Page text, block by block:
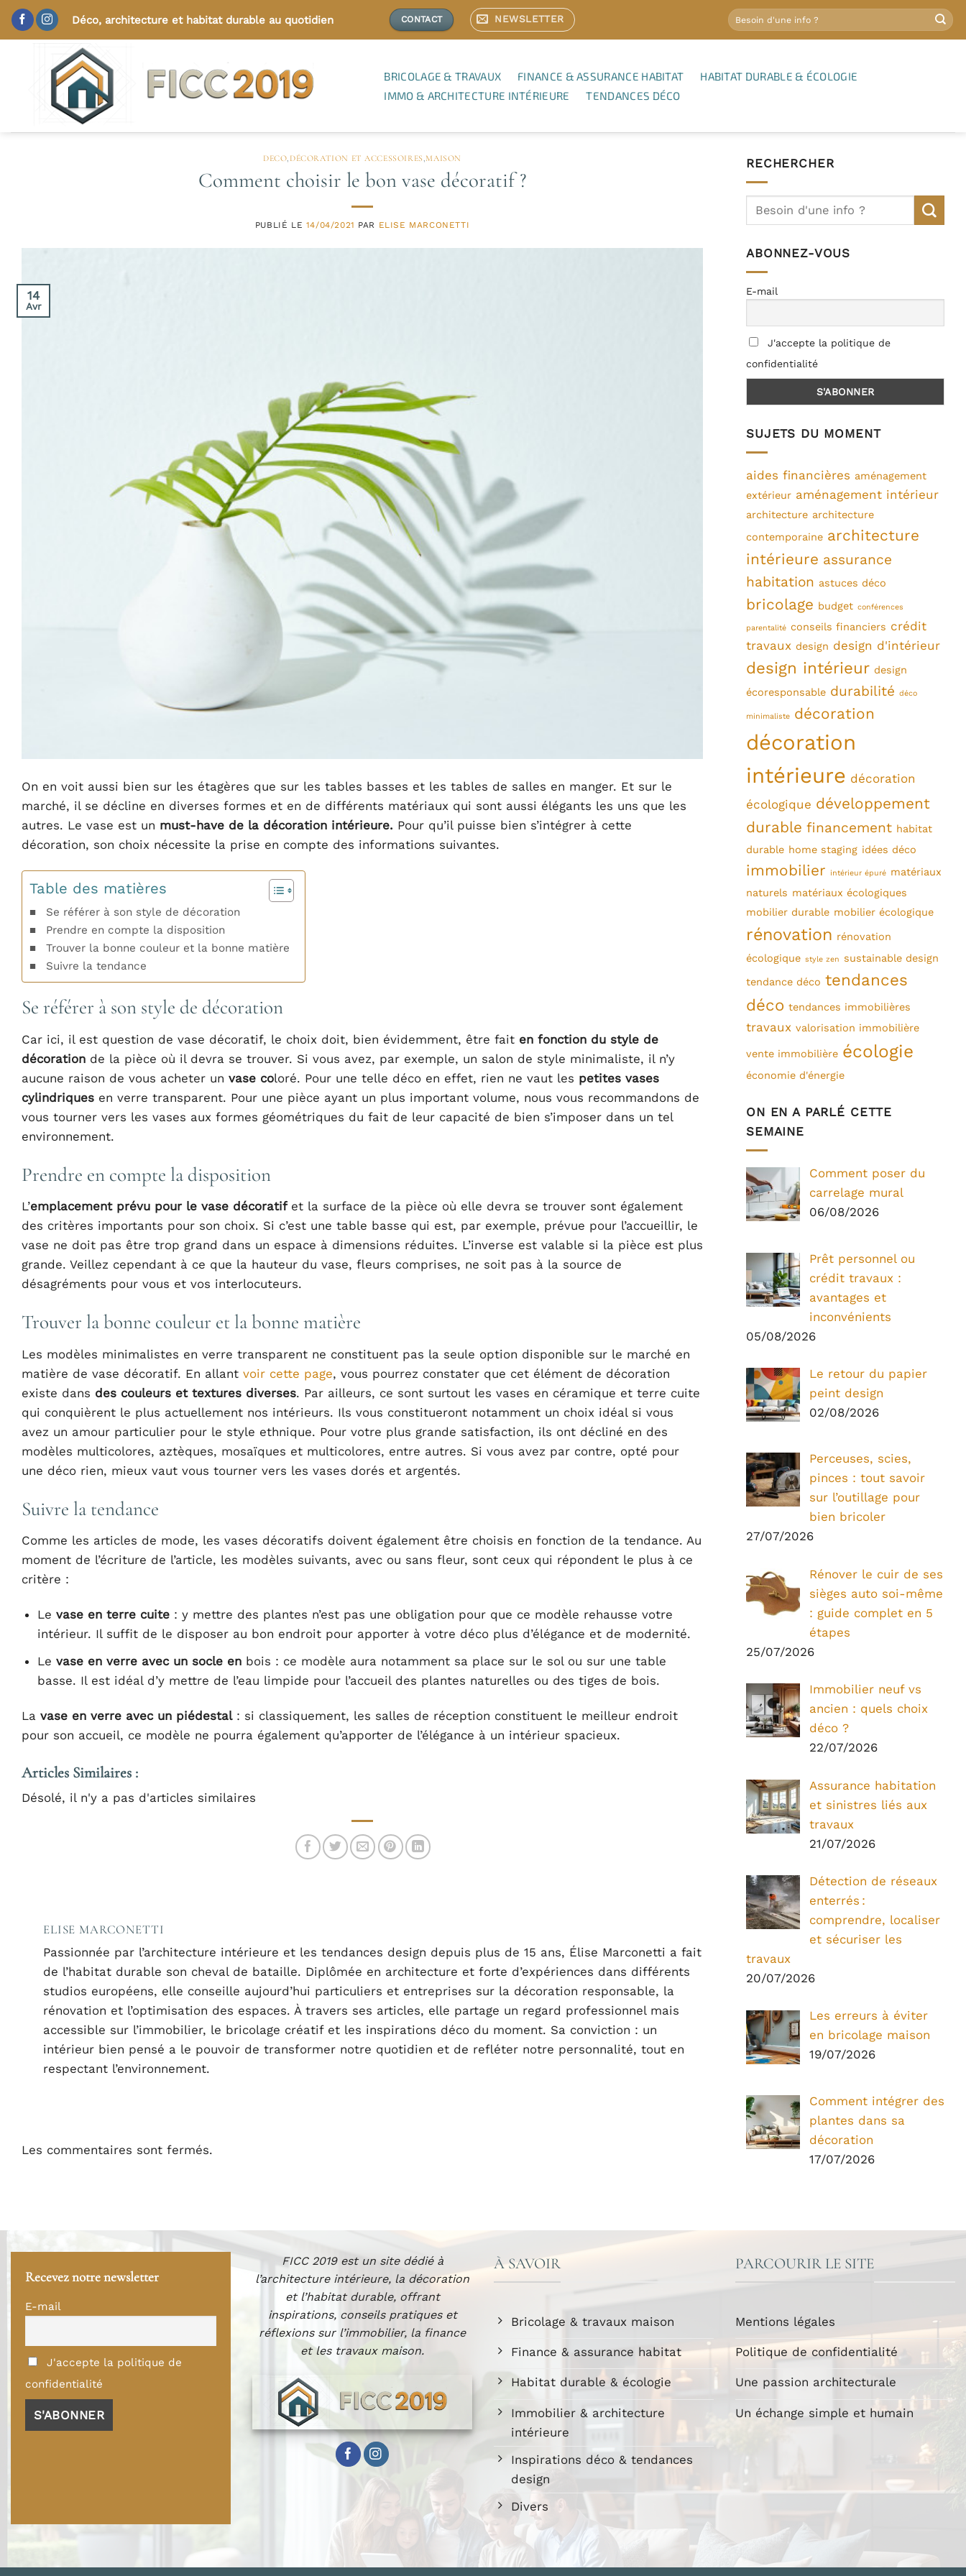
Passer
au
Déco, architecture et habitat durable au quotidien CONTACT NEWSLETTER
BRICOLAGE & TRAVAUX FINANCE & ASSURANCE HABITAT
HABITAT DURABLE & ÉCOLOGIE
IMMO & ARCHITECTURE INTÉRIEURE
TENDANCES DÉCO
DECO, DÉCORATION ET ACCESSOIRES,MAISON
Comment choisir le bon vase décoratif ?
PUBLIÉ LE 14/04/2021 PAR ELISE MARCONETTI
14
Avr
On en voit aussi bien sur les étagères que sur les tables basses et les tables de salles en manger. Et sur le
marché, il se décline en diverses formes et en de différents matériaux qui sont aussi élégants les uns que les
autres. Le vase est un must-have de la décoration intérieure. Pour qu’il puisse bien s’intégrer à cette
décoration, son choix nécessite la prise en compte des informations suivantes.
Table des matières
Se référer à son style de décoration
Prendre en compte la disposition
Trouver la bonne couleur et la bonne matière
Suivre la tendance
Se référer à son style de décoration
Car ici, il est question de vase décoratif, le choix doit, bien évidemment, être fait en fonction du style de
décoration de la pièce où il devra se trouver. Si vous avez, par exemple, un salon de style minimaliste, il n’y
aucune raison de vous acheter un vase coloré. Pour une telle déco en effet, rien ne vaut les petites vases
cylindriques en verre transparent. Pour une pièce ayant un plus important volume, nous vous recommandons de
vous tourner vers les vases aux formes géométriques du fait de leur capacité de bien s’imposer dans un tel
environnement.
Prendre en compte la disposition
L’emplacement prévu pour le vase décoratif et la surface de la pièce où elle devra se trouver sont également
des critères importants pour son choix. Si c’est une table basse qui est, par exemple, prévue pour l’accueillir, le
vase ne doit pas être trop grand dans un espace à dimensions réduites. L’inverse est valable si la pièce est plus
grande. Veillez cependant à ce que la hauteur du vase, fleurs comprises, ne soit pas à la source de
désagréments pour vous et vos interlocuteurs.
Trouver la bonne couleur et la bonne matière
Les modèles minimalistes en verre transparent ne constituent pas la seule option disponible sur le marché en
matière de vase décoratif. En allant voir cette page, vous pourrez constater que cet élément de décoration
existe dans des couleurs et textures diverses. Par ailleurs, ce sont surtout les vases en céramique et terre cuite
qui conquièrent le plus actuellement nos intérieurs. Ils vous constitueront notamment un choix idéal si vous
avez un amour particulier pour le style ethnique. Pour votre plus grande satisfaction, ils ont décliné en des
modèles multicolores, aztèques, mosaïques et multicolores, entre autres. Si vous avez par contre, opté pour
une déco rien, mieux vaut vous tourner vers les vases dorés et argentés.
Suivre la tendance
Comme les articles de mode, les vases décoratifs doivent également être choisis en fonction de la tendance. Au
moment de l’écriture de l’article, les modèles suivants, avec ou sans fleur, sont ceux qui répondent le plus à ce
critère :
Levase en terre cuite : y mettre des plantes n’est pas une obligation pour que ce modèle rehausse votre
intérieur. Il suffit de le disposer au bon endroit pour apporter à votre déco plus d’élégance et de modernité.
Levase en verre avec un socle en bois : ce modèle aura notamment sa place sur le sol ou sur une table
basse. Il est idéal d’y mettre de l’eau limpide pour l’accueil des plantes naturelles ou des tiges de bois.
La vase en verre avec un piédestal : si classiquement, les salles de réception constituent le meilleur endroit
pour son accueil, ce modèle ne pourra également qu’apporter de l’élégance à un intérieur spacieux.
Articles Similaires :
Désolé, il n'y a pas d'articles similaires
ELISE MARCONETTI
Passionnée par l’architecture intérieure et les tendances design depuis plus de 15 ans, Élise Marconetti a fait
de l’habitat durable son cheval de bataille. Diplômée en architecture et forte d’expériences dans différents
studios européens, elle conseille aujourd’hui particuliers et entreprises sur la décoration responsable, la
rénovation et l’optimisation des espaces. À travers ses articles, elle partage un regard professionnel mais
accessible sur l’immobilier, le bricolage créatif et les inspirations déco du moment. Sa conviction : un
intérieur bien pensé a le pouvoir de transformer notre quotidien et de refléter notre personnalité, tout en
respectant l’environnement.
Les commentaires sont fermés.
RECHERCHER
ABONNEZ-VOUS
E-mail
J'accepte la politique de
confidentialité
SUJETS DU MOMENT
aides financières aménagement
extérieur aménagement intérieur
architecture architecture
contemporaine architecture
intérieure assurance
habitation astuces déco
bricolage budget conférences
parentalité conseils financiers crédit
travaux design design d'intérieur
design intérieur design
écoresponsable durabilité déco
minimaliste décoration
décoration
intérieure décoration
écologique développement
durable financement habitat
durable home staging idées déco
immobilier intérieur épuré matériaux
naturels matériaux écologiques
mobilier durable mobilier écologique
rénovation rénovation
écologique style zen sustainable design
tendance déco tendances
déco tendances immobilières
travaux valorisation immobilière
vente immobilière écologie
économie d'énergie
ON EN A PARLÉ CETTE
SEMAINE
Comment poser du
carrelage mural
06/08/2026
Prêt personnel ou
crédit travaux :
avantages et
inconvénients
05/08/2026
Le retour du papier
peint design
02/08/2026
Perceuses, scies,
pinces : tout savoir
sur l’outillage pour
bien bricoler
27/07/2026
Rénover le cuir de ses
sièges auto soi-même
: guide complet en 5
étapes
25/07/2026
Immobilier neuf vs
ancien : quels choix
déco ?
22/07/2026
Assurance habitation
et sinistres liés aux
travaux
21/07/2026
Détection de réseaux
enterrés :
comprendre, localiser
et sécuriser les
travaux
20/07/2026
Les erreurs à éviter
en bricolage maison
19/07/2026
Comment intégrer des
plantes dans sa
décoration
17/07/2026
Recevez notre newsletter
E-mail
J'accepte la politique de
confidentialité
FICC 2019 est un site dédié à
l’architecture intérieure, la décoration
et l’habitat durable, offrant
inspirations, conseils pratiques et
réflexions sur l’immobilier, la finance
et les travaux maison.
À SAVOIR
Bricolage & travaux maison
Finance & assurance habitat
Habitat durable & écologie
Immobilier & architecture
intérieure
Inspirations déco & tendances
design
Divers
PARCOURIR LE SITE
Mentions légales
Politique de confidentialité
Une passion architecturale
Un échange simple et humain